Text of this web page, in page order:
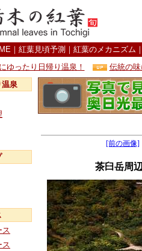
｜ 紅葉見頃予測 ｜ 紅葉のメカニズム
ゆったり日帰り温泉！
伝統の
温泉
ス
ス
[前の画像]
茶臼岳周